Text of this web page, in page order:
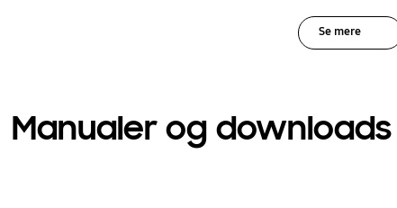
Se mere
Manualer og downloads